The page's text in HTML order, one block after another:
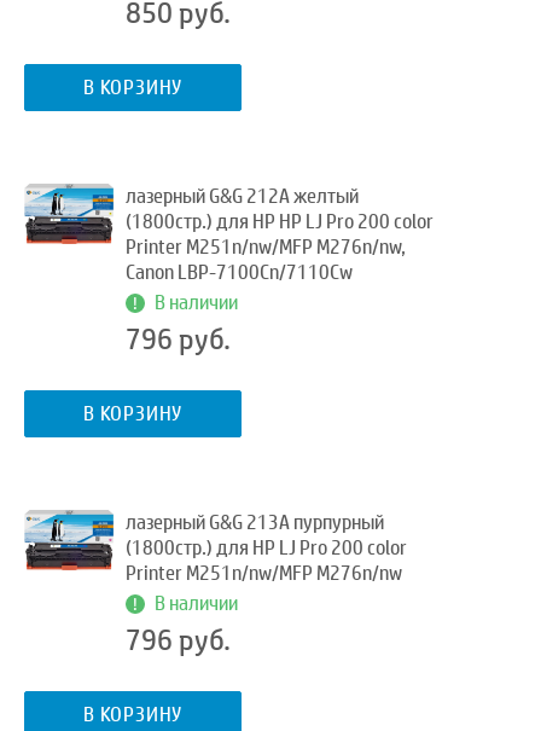
850 руб.
В КОРЗИНУ
лазерный G&G 212A желтый
(1800стр.) для HP HP LJ Pro 200 color
Printer M251n/nw/MFP M276n/nw,
Canon LBP-7100Cn/7110Cw
В наличии
796 руб.
В КОРЗИНУ
лазерный G&G 213A пурпурный
(1800стр.) для HP LJ Pro 200 color
Printer M251n/nw/MFP M276n/nw
В наличии
796 руб.
В КОРЗИНУ